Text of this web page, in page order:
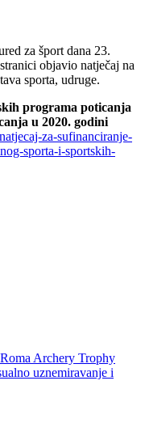
za šport dana 23.
objavio natječaj na
sporta, udruge.
programa poticanja
u 2020. godini
za-sufinanciranje-
sporta-i-sportskih-
Archery Trophy
uznemiravanje i